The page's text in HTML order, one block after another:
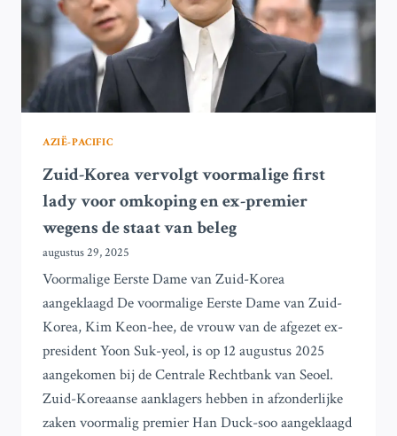
AZIË-PACIFIC
Zuid-Korea vervolgt voormalige first
lady voor omkoping en ex-premier
wegens de staat van beleg
augustus 29, 2025
Voormalige Eerste Dame van Zuid-Korea
aangeklaagd De voormalige Eerste Dame van Zuid-
Korea, Kim Keon-hee, de vrouw van de afgezet ex-
president Yoon Suk-yeol, is op 12 augustus 2025
aangekomen bij de Centrale Rechtbank van Seoel.
Zuid-Koreaanse aanklagers hebben in afzonderlijke
zaken voormalig premier Han Duck-soo aangeklaagd